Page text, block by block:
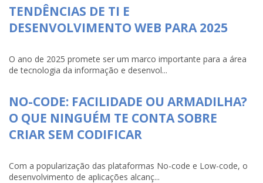
TENDÊNCIAS DE TI E
DESENVOLVIMENTO WEB PARA 2025
O ano de 2025 promete ser um marco importante para a área
de tecnologia da informação e desenvol...
NO-CODE: FACILIDADE OU ARMADILHA?
O QUE NINGUÉM TE CONTA SOBRE
CRIAR SEM CODIFICAR
Com a popularização das plataformas No-code e Low-code, o
desenvolvimento de aplicações alcanç...